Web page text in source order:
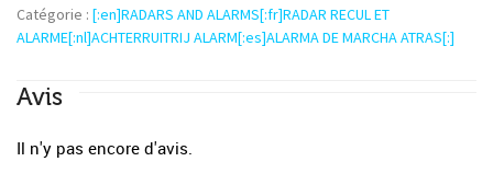
Catégorie : [:en]RADARS AND ALARMS[:fr]RADAR RECUL ET
ALARME[:nl]ACHTERRUITRIJ ALARM[:es]ALARMA DE MARCHA ATRAS[:]
Avis
Il n'y pas encore d'avis.